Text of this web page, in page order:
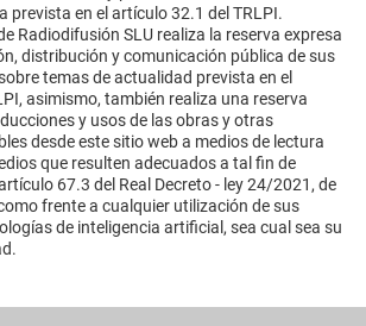
prevista en el artículo 32.1 del TRLPI.
Radiodifusión SLU realiza la reserva expresa
distribución y comunicación pública de sus
temas de actualidad prevista en el
asimismo, también realiza una reserva
y usos de las obras y otras
desde este sitio web a medios de lectura
que resulten adecuados a tal fin de
67.3 del Real Decreto - ley 24/2021, de
frente a cualquier utilización de sus
de inteligencia artificial, sea cual sea su